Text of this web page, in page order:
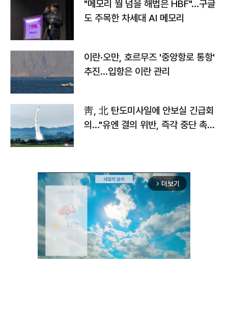
"메모리 월 넘을 해법은 HBF"…구글
도 주목한 차세대 AI 메모리
이란·오만, 호르무즈 '중앙항로 통항'
추진…입항은 이란 관리
靑, 北 탄도미사일에 안보실 긴급회
의…"유엔 결의 위반, 즉각 중단 촉
arrow_forward_ios 더보기